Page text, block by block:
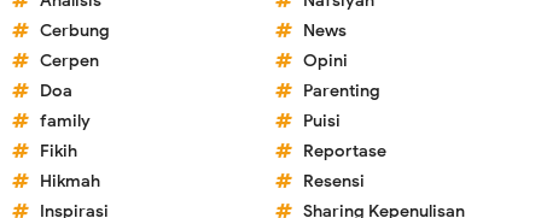
Cerbung
Cerpen
Doa
family
Fikih
Hikmah
Inspirasi
News
Opini
Parenting
Puisi
Reportase
Resensi
Sharing Kepenulisan